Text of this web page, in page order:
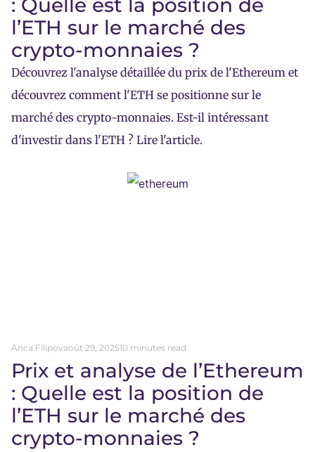
l’ETH sur le marché des
crypto-monnaies ?
Découvrez l'analyse détaillée du prix de l'Ethereum et
découvrez comment l'ETH se positionne sur le
marché des crypto-monnaies. Est-il intéressant
d'investir dans l'ETH ? Lire l'article.
Anca Filipovaoût 29, 202510 minutes read
Prix et analyse de l’Ethereum
: Quelle est la position de
l’ETH sur le marché des
crypto-monnaies ?